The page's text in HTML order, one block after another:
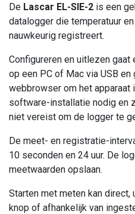
De Lascar EL-SIE-2 is een
datalogger die temperatuur
nauwkeurig registreert.
Configureren en uitlezen
op een PC of Mac via USB
webbrowser om het apparaat
software-installatie nodig en
niet vereist om de logger te
De meet- en registratie-
10 seconden en 24 uur. De
meetwaarden opslaan.
Starten met meten kan
knop of afhankelijk van